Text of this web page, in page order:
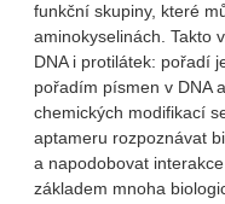
funkční skupiny, které
aminokyselinách. Takto
DNA i protilátek: pořadí
pořadím písmen v DNA
chemických modifikací
aptameru rozpoznávat
a napodobovat
základem mnoha